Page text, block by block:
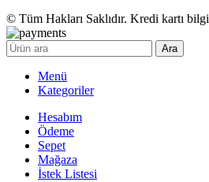
© Tüm Hakları Saklıdır. Kredi kartı
Ara
Menü
Kategoriler
Hesabım
Ödeme
Sepet
Mağaza
İstek Listesi